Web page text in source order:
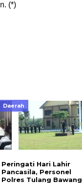
(*)
Daerah
Peringati Hari Lahir
Pancasila, Personel
Polres Tulang Bawang